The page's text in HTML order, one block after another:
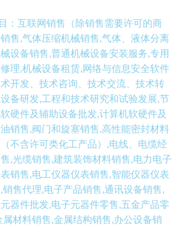
：互联网销售（除销售需要许可的商
售,气体压缩机械销售,气体、液体分离
设备销售,普通机械设备安装服务,专用
理,机械设备租赁,网络与信息安全软件
开发、技术咨询、技术交流、技术转
备研发,工程和技术研究和试验发展,节
硬件及辅助设备批发,计算机软硬件及
销售,阀门和旋塞销售,高性能密封材料
不含许可类化工产品）,电线、电缆经
,光缆销售,建筑装饰材料销售,电力电子
销售,电工仪器仪表销售,智能仪器仪表
售代理,电子产品销售,通讯设备销售,
器件批发,电子元器件零售,五金产品零
材料销售,金属结构销售,办公设备销